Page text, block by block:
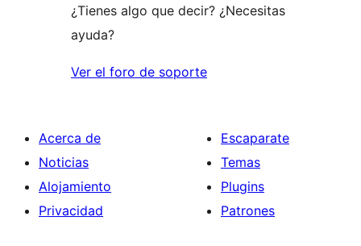
¿Tienes algo que decir? ¿Necesitas
ayuda?
Ver el foro de soporte
Acerca de
Noticias
Alojamiento
Privacidad
Escaparate
Temas
Plugins
Patrones